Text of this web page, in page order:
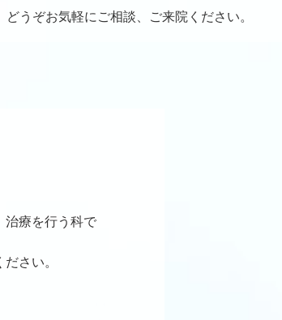
どうぞお気軽にご相談、ご来院ください。
治療を行う科で
さい。